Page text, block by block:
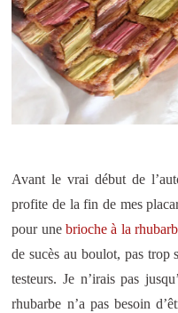
Avant le vrai début de
profite de la fin de mes
pour unebrioche à la
de sucès au boulot, pas trop
testeurs. Je n’irais pas
rhubarbe n’a pas besoin